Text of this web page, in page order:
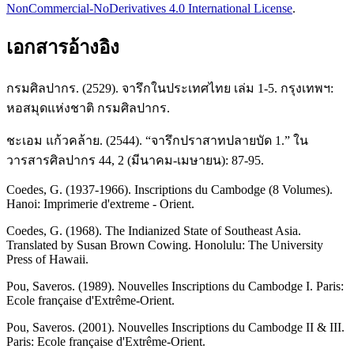
NonCommercial-NoDerivatives 4.0 International License.
เอกสารอ้างอิง
กรมศิลปากร. (2529). จารึกในประเทศไทย เล่ม 1-5. กรุงเทพฯ:
หอสมุดแห่งชาติ กรมศิลปากร.
ชะเอม แก้วคล้าย. (2544). “จารึกปราสาทปลายบัด 1.” ใน
วารสารศิลปากร 44, 2 (มีนาคม-เมษายน): 87-95.
Coedes, G. (1937-1966). Inscriptions du Cambodge (8 Volumes).
Hanoi: Imprimerie d'extreme - Orient.
Coedes, G. (1968). The Indianized State of Southeast Asia.
Translated by Susan Brown Cowing. Honolulu: The University
Press of Hawaii.
Pou, Saveros. (1989). Nouvelles Inscriptions du Cambodge I. Paris:
Ecole française d'Extrême-Orient.
Pou, Saveros. (2001). Nouvelles Inscriptions du Cambodge II & III.
Paris: Ecole française d'Extrême-Orient.